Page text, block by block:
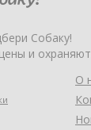
Собаку!
и
О